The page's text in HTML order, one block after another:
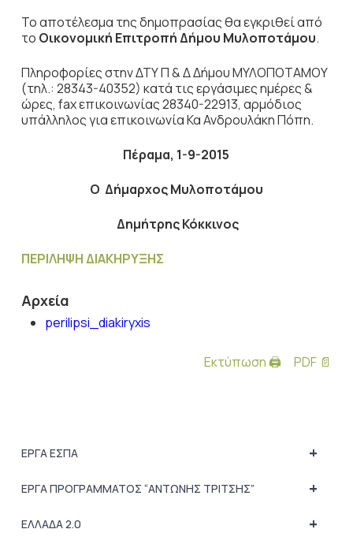
Το αποτέλεσμα της δημοπρασίας θα εγκριθεί από
το Οικονομική Επιτροπή Δήμου Μυλοποτάμου.
Πληροφορίες στην ΔΤΥ Π & Δ Δήμου ΜΥΛΟΠΟΤΑΜΟΥ
(τηλ.: 28343-40352) κατά τις εργάσιμες ημέρες &
ώρες, fax επικοινωνίας 28340-22913, αρμόδιος
υπάλληλος για επικοινωνία Κα Ανδρουλάκη Πόπη.
Πέραμα, 1-9-2015
Ο Δήμαρχος Μυλοποτάμου
Δημήτρης Κόκκινος
ΠΕΡΙΛΗΨΗ ΔΙΑΚΗΡΥΞΗΣ
Αρχεία
perilipsi_diakiryxis
Εκτύπωση 🖨 PDF 📄
+
ΕΡΓΑ ΕΣΠΑ
+
ΕΡΓΑ ΠΡΟΓΡΑΜΜΑΤΟΣ “ΑΝΤΩΝΗΣ ΤΡΙΤΣΗΣ”
+
ΕΛΛΑΔΑ 2.0